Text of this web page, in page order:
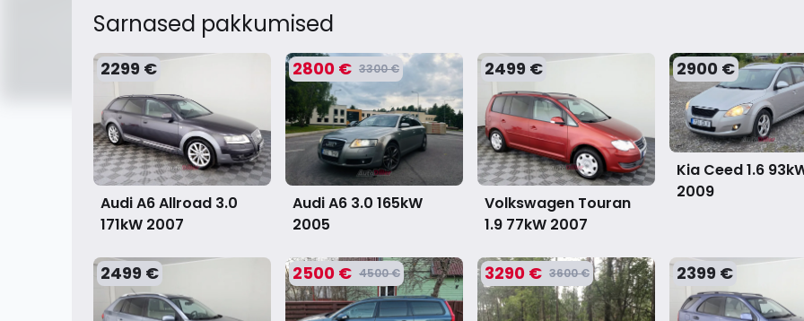
Sarnased pakkumised
2299 €
Audi A6 Allroad 3.0
171kW 2007
2800 € 3300 €
Audi A6 3.0 165kW
2005
2499 €
Volkswagen Touran
1.9 77kW 2007
2900 €
Kia Ceed 1.6
2009
2499 € 2500 € 4500 € 3290 € 3600 € 2399 €